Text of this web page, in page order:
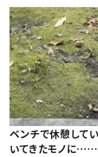
ベンチで休憩して
いてきたモノに……